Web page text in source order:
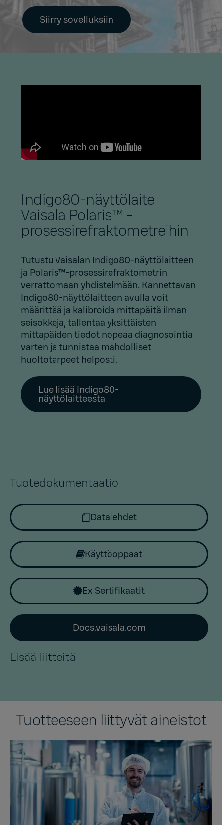
Siirry sovelluksiin
Indigo80-näyttölaite
Vaisala Polaris™ -
prosessirefraktometreihin
Tutustu Vaisalan Indigo80-näyttölaitteen
ja Polaris™-prosessirefraktometrin
verrattomaan yhdistelmään. Kannettavan
Indigo80-näyttölaitteen avulla voit
määrittää ja kalibroida mittapäitä ilman
seisokkeja, tallentaa yksittäisten
mittapäiden tiedot nopeaa diagnosointia
varten ja tunnistaa mahdolliset
huoltotarpeet helposti.
Lue lisää Indigo80-
näyttölaitteesta
Tuotedokumentaatio
Datalehdet
Käyttöoppaat
Ex Sertifikaatit
Docs.vaisala.com
Lisää liitteitä
Tuotteeseen liittyvät aineistot